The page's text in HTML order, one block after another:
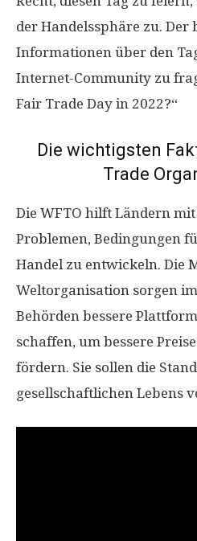
der Handelssphäre zu. Der
Informationen über den
Internet-Community zu
Fair Trade Day in 2022?“
Die wichtigsten
Trade
Die WFTO hilft Ländern
Problemen, Bedingungen
Handel zu entwickeln. Die
Weltorganisation sorgen
Behörden bessere
schaffen, um bessere
fördern. Sie sollen die
gesellschaftlichen Lebens